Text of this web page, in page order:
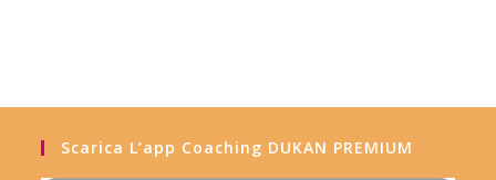
Scarica L’app Coaching DUKAN PREMIUM